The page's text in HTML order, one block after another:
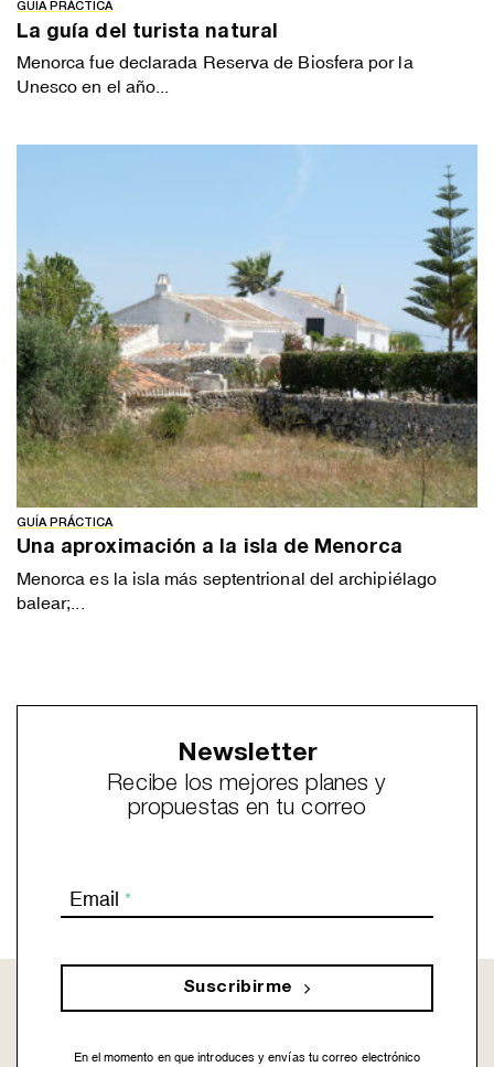
GUÍA PRÁCTICA
La guía del turista natural
Menorca fue declarada Reserva de Biosfera por la
Unesco en el año...
GUÍA PRÁCTICA
Una aproximación a la isla de Menorca
Menorca es la isla más septentrional del archipiélago
balear;...
Newsletter
Recibe los mejores planes y
propuestas en tu correo
Email *
Suscribirme
En el momento en que introduces y envías tu correo electrónico